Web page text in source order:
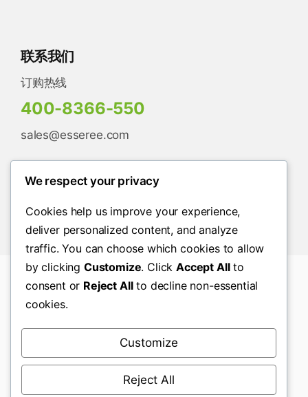
联系我们
订购热线
400-8366-550
sales@esseree.com
© Copyright2026© 2026 沃力途 |
EssEree 产品为 100% 植物来源，对人类健康和环境均
We respect your privacy
Cookies help us improve your experience,
deliver personalized content, and analyze
traffic. You can choose which cookies to allow
by clicking Customize. ClickAccept Allto
consent or Reject Allto decline non-essential
cookies.
Customize
Reject All